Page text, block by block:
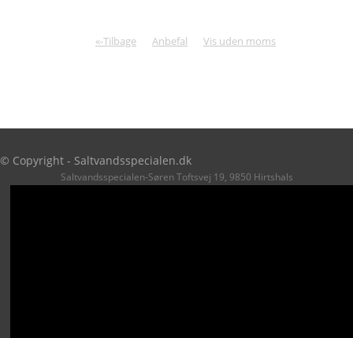
«-Tilbage Anbefal Vis uden moms
© Copyright - Saltvandsspecialen.dk
Saltvandsspecialen-Søren Toftsvej 19, 9850 Hirtshals